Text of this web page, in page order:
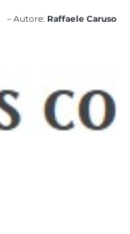
– Autore: Raffaele Caruso